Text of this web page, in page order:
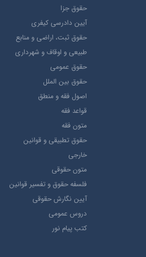
حقوق جزا
آيین دادرسی کیفری
حقوق ثبت، اراضي و منابع
طبيعي و اوقاف و شهرداری
حقوق عمومی
حقوق بين الملل
اصول فقه و منطق
قواعد فقه
متون فقه
حقوق تطبيقي و قوانین
خارجی
متون حقوقي
فلسفه حقوق و تفسیر قوانین
آیین نگارش حقوقی
دروس عمومی
کتب پیام نور